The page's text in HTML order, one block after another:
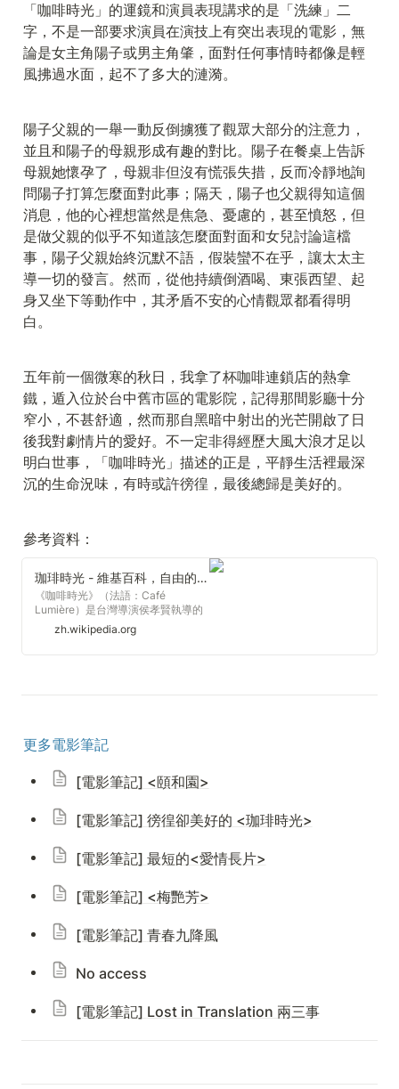
「咖啡時光」的運鏡和演員表現講求的是「洗練」二
字，不是一部要求演員在演技上有突出表現的電影，無
論是女主角陽子或男主角肇，面對任何事情時都像是輕
風拂過水面，起不了多大的漣漪。
陽子父親的一舉一動反倒擄獲了觀眾大部分的注意力，
並且和陽子的母親形成有趣的對比。陽子在餐桌上告訴
母親她懷孕了，母親非但沒有慌張失措，反而冷靜地詢
問陽子打算怎麼面對此事；隔天，陽子也父親得知這個
消息，他的心裡想當然是焦急、憂慮的，甚至憤怒，但
是做父親的似乎不知道該怎麼面對面和女兒討論這檔
事，陽子父親始終沉默不語，假裝蠻不在乎，讓太太主
導一切的發言。然而，從他持續倒酒喝、東張西望、起
身又坐下等動作中，其矛盾不安的心情觀眾都看得明
白。
五年前一個微寒的秋日，我拿了杯咖啡連鎖店的熱拿
鐵，遁入位於台中舊市區的電影院，記得那間影廳十分
窄小，不甚舒適，然而那自黑暗中射出的光芒開啟了日
後我對劇情片的愛好。不一定非得經歷大風大浪才足以
明白世事，「咖啡時光」描述的正是，平靜生活裡最深
沉的生命況味，有時或許徬徨，最後總歸是美好的。
參考資料：
珈琲時光 - 維基百科，自由的百科全書
《咖啡時光》（法語：Café
Lumière）是台灣導演侯孝賢執導的
首部日語片，也是該導演所執導的首
部非華語片，2003年出品，由松竹
製作與出品。
zh.wikipedia.org
更多電影筆記
[電影筆記] <頤和園>
[電影筆記] 徬徨卻美好的 <珈琲時光>
[電影筆記] 最短的<愛情長片>
[電影筆記] <梅艷芳>
[電影筆記] 青春九降風
No access
[電影筆記] Lost in Translation 兩三事